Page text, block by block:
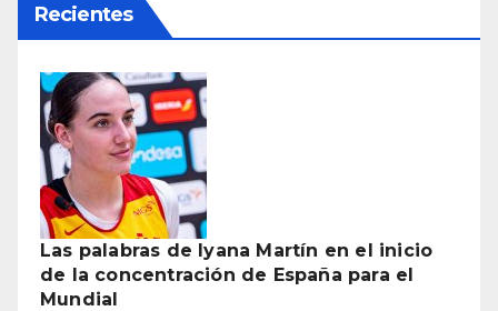
Recientes
Las palabras de Iyana Martín en el inicio
de la concentración de España para el
Mundial